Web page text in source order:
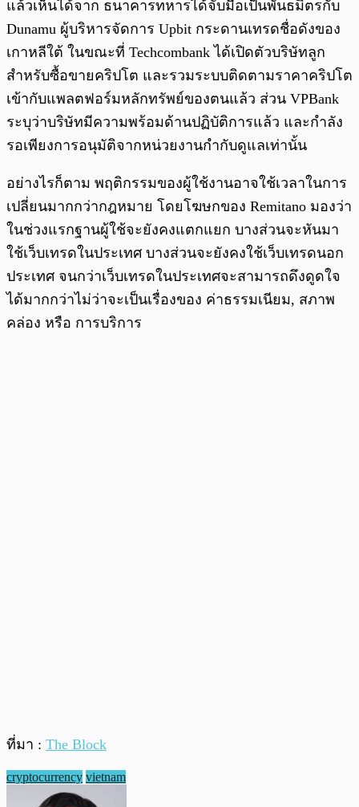
แล้วเห็นได้จาก ธนาคารทหารได้จับมือเป็นพันธมิตรกับ
Dunamu ผู้บริหารจัดการ Upbit กระดานเทรดชื่อดังของ
เกาหลีใต้ ในขณะที่ Techcombank ได้เปิดตัวบริษัทลูก
สำหรับซื้อขายคริปโต และรวมระบบติดตามราคาคริปโต
เข้ากับแพลตฟอร์มหลักทรัพย์ของตนแล้ว ส่วน VPBank
ระบุว่าบริษัทมีความพร้อมด้านปฏิบัติการแล้ว และกำลัง
รอเพียงการอนุมัติจากหน่วยงานกำกับดูแลเท่านั้น
อย่างไรก็ตาม พฤติกรรมของผู้ใช้งานอาจใช้เวลาในการ
เปลี่ยนมากกว่ากฎหมาย โดยโฆษกของ Remitano มองว่า
ในช่วงแรกฐานผู้ใช้จะยังคงแตกแยก บางส่วนจะหันมา
ใช้เว็บเทรดในประเทศ บางส่วนจะยังคงใช้เว็บเทรดนอก
ประเทศ จนกว่าเว็บเทรดในประเทศจะสามารถดึงดูดใจ
ได้มากกว่าไม่ว่าจะเป็นเรื่องของ ค่าธรรมเนียม, สภาพ
คล่อง หรือ การบริการ
ที่มา : The Block
cryptocurrency vietnam